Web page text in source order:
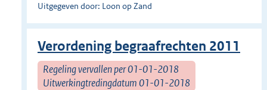
Uitgegeven door: Loon op Zand
Verordening begraafrechten 2011
Regeling vervallen per 01-01-2018
Uitwerkingtredingdatum 01-01-2018